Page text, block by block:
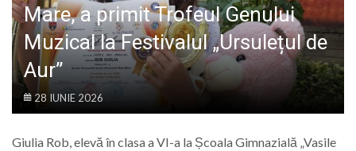
Mare, a primit Trofeul Genului
Muzical la Festivalul „Ursulețul de
Aur”
28 IUNIE 2026
Giulia Rob, elevă în clasa a VI-a la Școala Gimnazială „Vasile